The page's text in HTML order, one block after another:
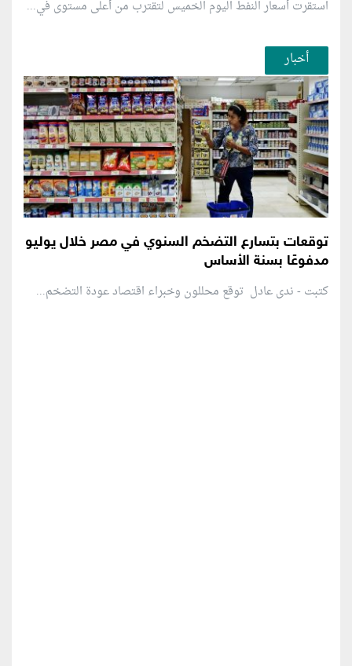
استقرت أسعار النفط اليوم الخميس لتقترب من أعلى مستوى في...
أخبار
توقعات بتسارع التضخم السنوي في مصر خلال يوليو
مدفوعًا بسنة الأساس
كتبت - ندى عادل توقع محللون وخبراء اقتصاد عودة التضخم...